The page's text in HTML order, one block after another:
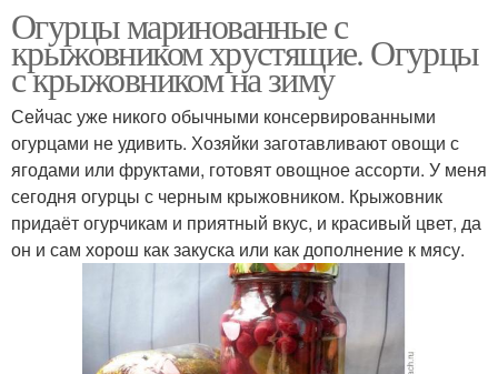
Огурцы маринованные с
крыжовником хрустящие. Огурцы
с крыжовником на зиму
Сейчас уже никого обычными консервированными
огурцами не удивить. Хозяйки заготавливают овощи с
ягодами или фруктами, готовят овощное ассорти. У меня
сегодня огурцы с черным крыжовником. Крыжовник
придаёт огурчикам и приятный вкус, и красивый цвет, да
он и сам хорош как закуска или как дополнение к мясу.